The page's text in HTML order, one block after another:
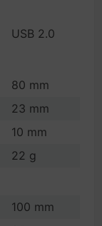
USB 2.0
80 mm
23 mm
10 mm
22 g
100 mm